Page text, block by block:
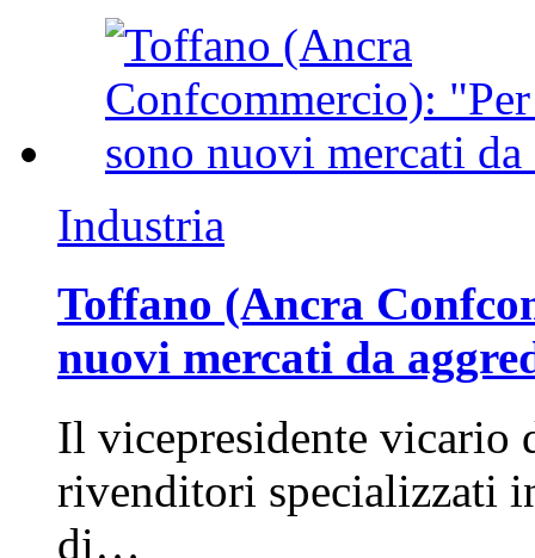
Industria
Toffano (Ancra
nuovi mercati da
Il vicepresidente vicario
rivenditori specializzati
di…